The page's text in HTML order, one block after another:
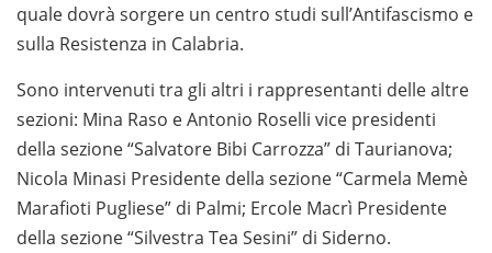
quale dovrà sorgere un centro studi sull’Antifascismo e
sulla Resistenza in Calabria.
Sono intervenuti tra gli altri i rappresentanti delle altre
sezioni: Mina Raso e Antonio Roselli vice presidenti
della sezione “Salvatore Bibi Carrozza” di Taurianova;
Nicola Minasi Presidente della sezione “Carmela Memè
Marafioti Pugliese” di Palmi; Ercole Macrì Presidente
della sezione “Silvestra Tea Sesini” di Siderno.